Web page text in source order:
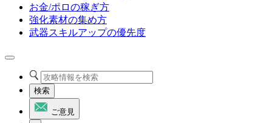
お金/ポロの稼ぎ方
強化素材の集め方
武器スキルアップの優先度
検索
ご意見